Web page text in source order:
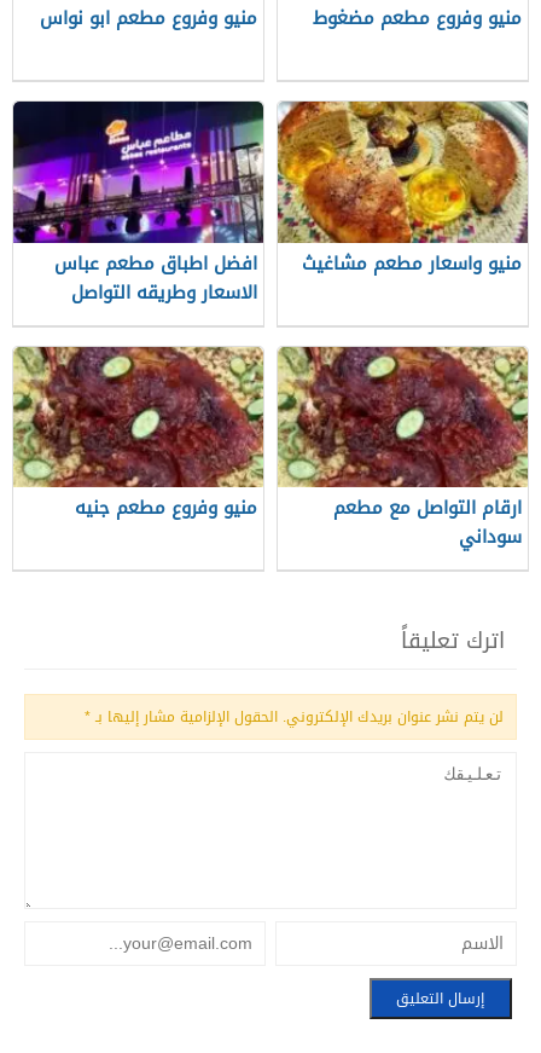
منيو وفروع مطعم مضغوط منيو وفروع مطعم ابو نواس
منيو واسعار مطعم مشاغيث
افضل اطباق مطعم عباس
الاسعار وطريقه التواصل
ارقام التواصل مع مطعم
سوداني
منيو وفروع مطعم جنيه
اترك تعليقاً
لن يتم نشر عنوان بريدك الإلكتروني. الحقول الإلزامية مشار إليها بـ*